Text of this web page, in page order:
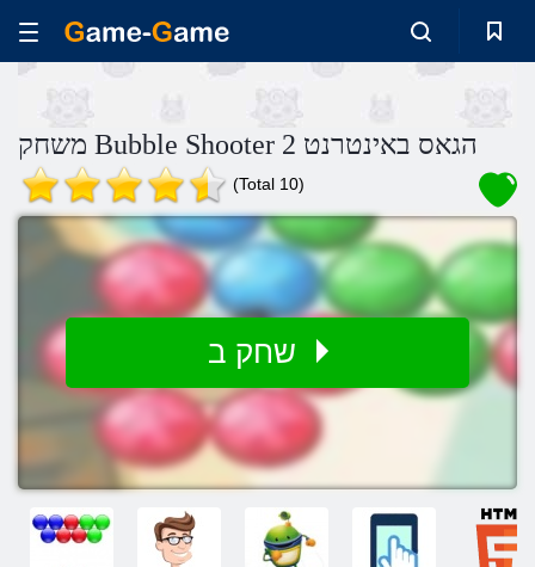
משחק Bubble Shooter 2 הגאס באינטרנט
(Total 10)